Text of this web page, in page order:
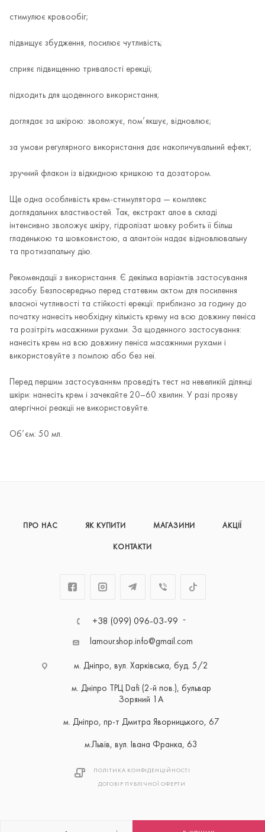
стимулює кровообіг;
підвищує збудження, посилює чутливість;
сприяє підвищенню тривалості ерекції;
підходить для щоденного використання;
доглядає за шкірою: зволожує, пом’якшує, відновлює;
за умови регулярного використання дає накопичувальний ефект;
зручний флакон із відкидною кришкою та дозатором.
Ще одна особливість крем-стимулятора — комплекс
доглядальних властивостей. Так, екстракт алое в складі
інтенсивно зволожує шкіру, гідролізат шовку робить її більш
гладенькою та шовковистою, а алантоїн надає відновлювальну
та протизапальну дію.
Рекомендації з використання. Є декілька варіантів застосування
засобу. Безпосередньо перед статевим актом для посилення
власної чутливості та стійкості ерекції: приблизно за годину до
початку нанесіть необхідну кількість крему на всю довжину пеніса
та розітріть масажними рухами. За щоденного застосування:
нанесіть крем на всю довжину пеніса масажними рухами і
використовуйте з помпою або без неї.
Перед першим застосуванням проведіть тест на невеликій ділянці
шкіри: нанесіть крем і зачекайте 20–60 хвилин. У разі прояву
алергічної реакції не використовуйте.
Об’єм: 50 мл.
ПРО НАС ЯК КУПИТИ МАГАЗИНИ АКЦІЇ
КОНТАКТИ
+38 (099) 096-03-99
lamour.shop.info@gmail.com
м. Дніпро, вул. Харківська, буд. 5/2
м. Дніпро ТРЦ Dafi (2-й пов.), бульвар
Зоряний 1А
м. Дніпро, пр-т Дмитра Яворницького, 67
м.Львів, вул. Івана Франка, 63
ПОЛІТИКА КОНФІДЕНЦІЙНОСТІ
ДОГОВІР ПУБЛІЧНОЇ ОФЕРТИ